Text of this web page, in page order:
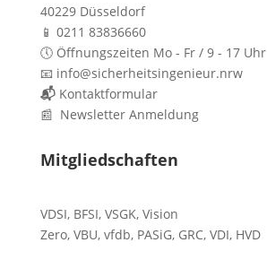
40229 Düsseldorf
📱 0211 83836660
🕔 Öffnungszeiten Mo - Fr / 9 - 17 Uhr
📧 info@sicherheitsingenieur.nrw
📬 Kontaktformular
📰 Newsletter Anmeldung
Mitgliedschaften
VDSI, BFSI, VSGK, Vision
Zero, VBU, vfdb, PASiG, GRC, VDI, HVD